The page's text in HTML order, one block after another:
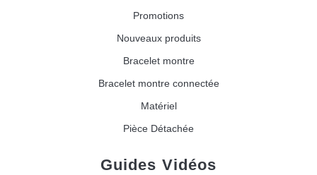
Promotions
Nouveaux produits
Bracelet montre
Bracelet montre connectée
Matériel
Pièce Détachée
Guides Vidéos